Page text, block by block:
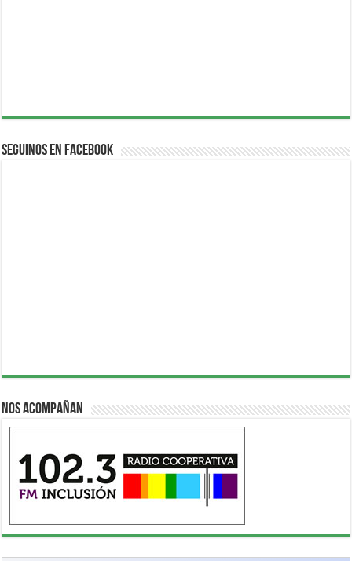
Seguinos en Facebook
Nos acompañan